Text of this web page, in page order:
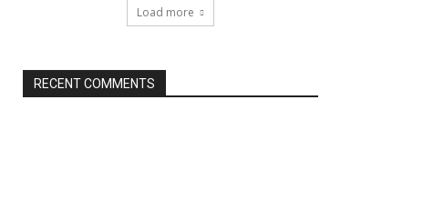
Load more
RECENT COMMENTS